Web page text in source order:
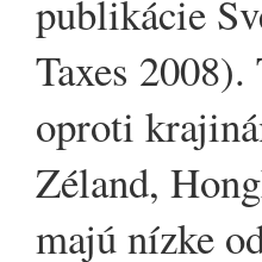
publikácie
Taxes
oproti
Zéland,
majú nízke